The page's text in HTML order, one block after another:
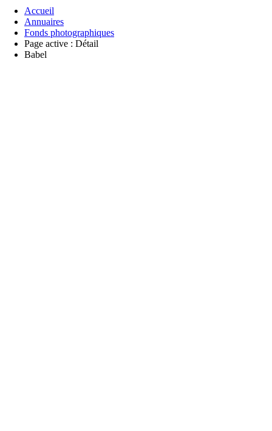
Accueil
Annuaires
Fonds photographiques
Page active : Détail
Babel